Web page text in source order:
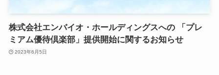
株式会社エンバイオ・ホールディングスへの 「プレ
ミアム優待倶楽部」提供開始に関するお知らせ
2023年6月5日